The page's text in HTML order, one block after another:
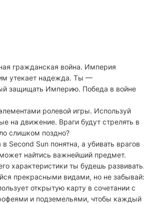
гражданская война. Империя
утекает надежда. Ты —
защищать Империю. Победа в войне
ролевой игры. Используй
на движение. Враги будут стрелять в
слишком поздно?
Second Sun понятна, а убивать врагов
найтись важнейший предмет.
характеристики ты будешь развивать.
прекрасными видами, но не забывай:
открытую карту в сочетании с
и подземельями, чтобы каждый